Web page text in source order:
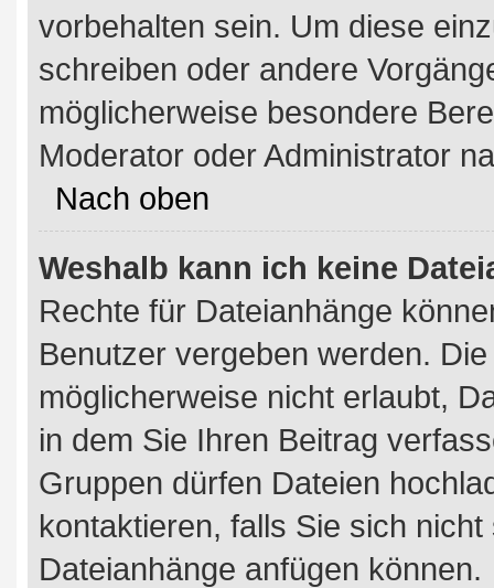
vorbehalten sein. Um diese
schreiben oder andere
möglicherweise besondere
Moderator oder Administrator
Nach oben
Weshalb kann ich keine
Rechte für Dateianhänge
Benutzer vergeben werden.
möglicherweise nicht erlaubt,
in dem Sie Ihren Beitrag
Gruppen dürfen Dateien
kontaktieren, falls Sie sich
Dateianhänge anfügen können.